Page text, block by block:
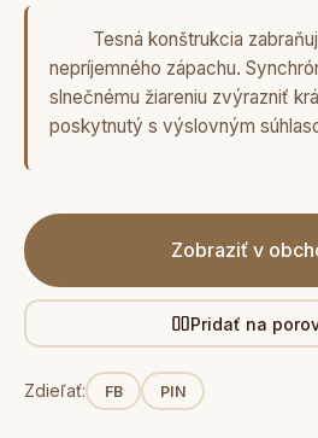
Tesná konštrukcia
nepríjemného zápachu.
slnečnému žiareniu zvýrazniť
poskytnutý s výslovným
Zobraziť v
Pridať na
Zdieľať: FB PIN